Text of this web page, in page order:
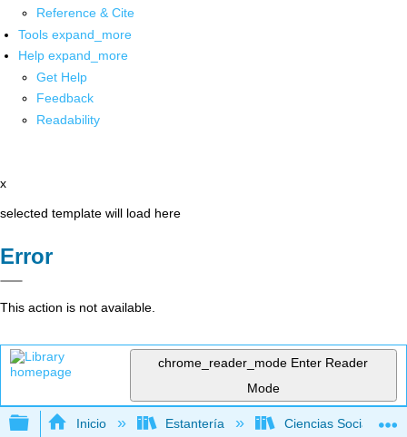
Reference & Cite
Tools expand_more
Help expand_more
Get Help
Feedback
Readability
x
selected template will load here
Error
This action is not available.
chrome_reader_mode Enter Reader
Mode
Expandir/contraer jerarquía global
Inicio Estantería Ciencias Sociales